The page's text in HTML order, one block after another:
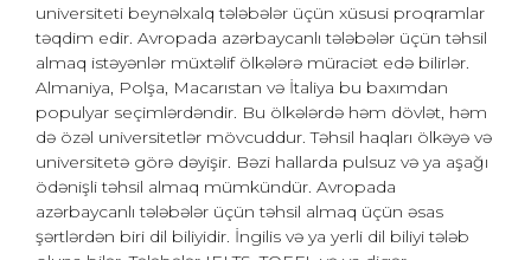
universiteti beynəlxalq tələbələr üçün xüsusi proqramlar
təqdim edir. Avropada azərbaycanlı tələbələr üçün təhsil
almaq istəyənlər müxtəlif ölkələrə müraciət edə bilirlər.
Almaniya, Polşa, Macarıstan və İtaliya bu baxımdan
populyar seçimlərdəndir. Bu ölkələrdə həm dövlət, həm
də özəl universitetlər mövcuddur. Təhsil haqları ölkəyə və
universitetə görə dəyişir. Bəzi hallarda pulsuz və ya aşağı
ödənişli təhsil almaq mümkündür. Avropada
azərbaycanlı tələbələr üçün təhsil almaq üçün əsas
şərtlərdən biri dil biliyidir. İngilis və ya yerli dil biliyi tələb